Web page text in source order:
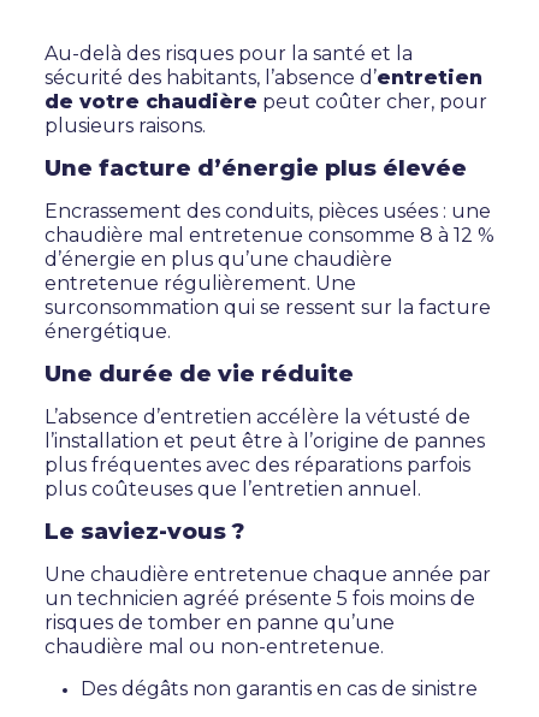
Au-delà des risques pour la santé et la
sécurité des habitants, l’absence d’entretien
de votre chaudière peut coûter cher, pour
plusieurs raisons.
Une facture d’énergie plus élevée
Encrassement des conduits, pièces usées : une
chaudière mal entretenue consomme 8 à 12 %
d’énergie en plus qu’une chaudière
entretenue régulièrement. Une
surconsommation qui se ressent sur la facture
énergétique.
Une durée de vie réduite
L’absence d’entretien accélère la vétusté de
l’installation et peut être à l’origine de pannes
plus fréquentes avec des réparations parfois
plus coûteuses que l’entretien annuel.
Le saviez-vous ?
Une chaudière entretenue chaque année par
un technicien agréé présente 5 fois moins de
risques de tomber en panne qu’une
chaudière mal ou non-entretenue.
Des dégâts non garantis en cas de sinistre